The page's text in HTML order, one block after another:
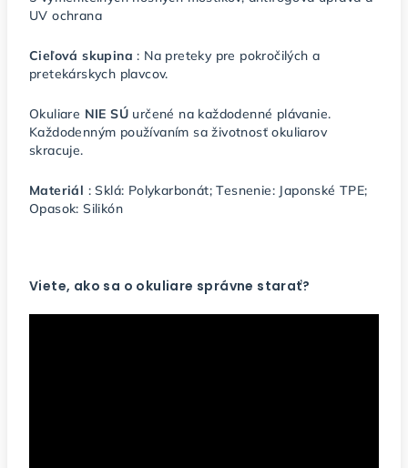
UV ochrana
Cieľová skupina : Na preteky pre pokročilých a
pretekárskych plavcov.
Okuliare NIE SÚ určené na každodenné plávanie.
Každodenným používaním sa životnosť okuliarov
skracuje.
Materiál : Sklá: Polykarbonát; Tesnenie: Japonské TPE;
Opasok: Silikón
Viete, ako sa o okuliare správne starať?